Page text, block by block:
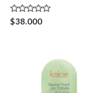
Valorado
en
$38.000